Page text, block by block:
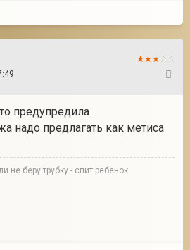
предупредила
надо предлагать как метиса
не беру трубку - спит ребенок